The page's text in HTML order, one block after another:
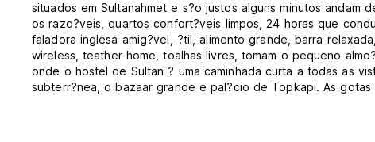
situados em Sultanahmet e s?o justos alguns minutos andam
os razo?veis, quartos confort?veis limpos, 24 horas que
faladora inglesa amig?vel, ?til, alimento grande, barra
wireless, teather home, toalhas livres, tomam o pequeno
onde o hostel de Sultan ? uma caminhada curta a todas as
subterr?nea, o bazaar grande e pal?cio de Topkapi. As